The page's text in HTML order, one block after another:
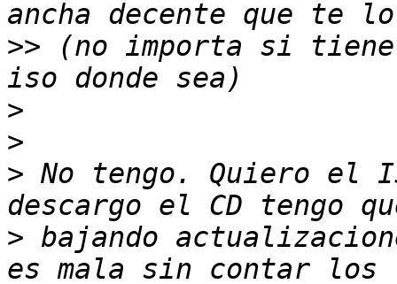
>> (no importa si
>
>
> No tengo. Quiero el
> bajando